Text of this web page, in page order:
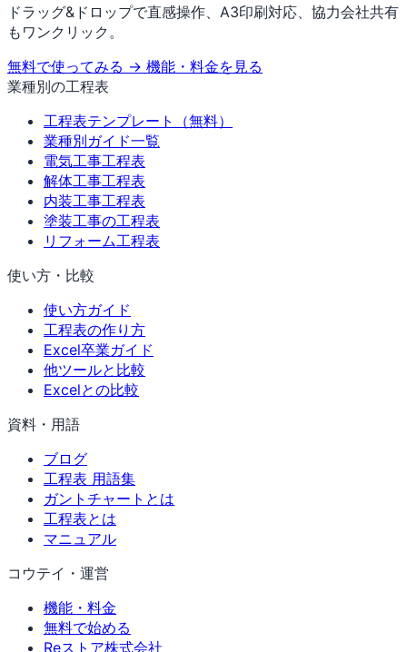
ドラッグ&ドロップで直感操作、A3印刷対応、協力会社共有
もワンクリック。
無料で使ってみる → 機能・料金を見る
業種別の工程表
工程表テンプレート（無料）
業種別ガイド一覧
電気工事工程表
解体工事工程表
内装工事工程表
塗装工事の工程表
リフォーム工程表
使い方・比較
使い方ガイド
工程表の作り方
Excel卒業ガイド
他ツールと比較
Excelとの比較
資料・用語
ブログ
工程表 用語集
ガントチャートとは
工程表とは
マニュアル
コウテイ・運営
機能・料金
無料で始める
Reストア株式会社